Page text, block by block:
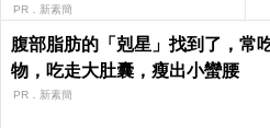
PR．新素簡
腹部脂肪的「剋星」找到了，常
物，吃走大肚囊，瘦出小蠻腰
PR．新素簡